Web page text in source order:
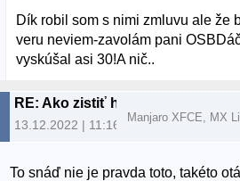
Dík robil som s nimi zmluvu ale že
veru neviem-zavolám pani
vyskúšal asi 30!A nič..
RE: Ako zistiť heslo RAR?,
13.12.2022 | 11:16
Manjaro XFCE, MX
To snáď nie je pravda toto, takéto